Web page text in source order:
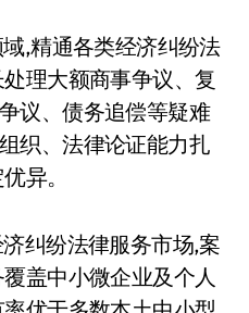
,精通各类经济纠纷法
理大额商事争议、复
议、债务追偿等疑难
织、法律论证能力扎
异。
纠纷法律服务市场,案
盖中小微企业及个人